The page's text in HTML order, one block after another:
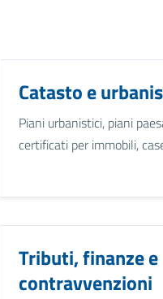
Catasto e
Piani urbanistici, piani
certificati per immobili,
Tributi, finanze e
contravvenzioni